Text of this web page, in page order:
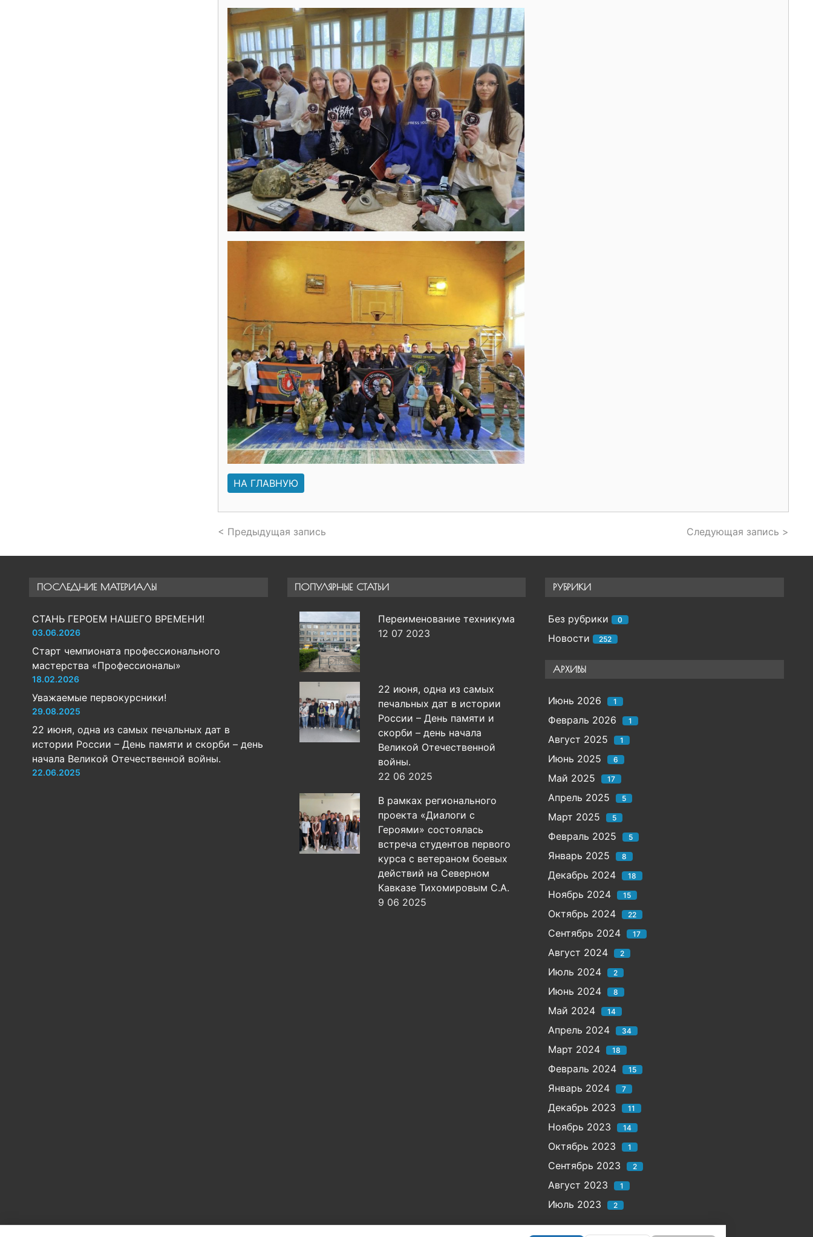
НА ГЛАВНУЮ
< Предыдущая запись Следующая запись >
ПОСЛЕДНИЕ МАТЕРИАЛЫ
СТАНЬ ГЕРОЕМ НАШЕГО ВРЕМЕНИ!
03.06.2026
Старт чемпионата профессионального
мастерства «Профессионалы»
18.02.2026
Уважаемые первокурсники!
29.08.2025
22 июня, одна из самых печальных дат в
истории России – День памяти и скорби – день
начала Великой Отечественной войны.
22.06.2025
ПОПУЛЯРНЫЕ СТАТЬИ
Переименование техникума
12 07 2023
22 июня, одна из самых
печальных дат в истории
России – День памяти и
скорби – день начала
Великой Отечественной
войны.
22 06 2025
В рамках регионального
проекта «Диалоги с
Героями» состоялась
встреча студентов первого
курса с ветераном боевых
действий на Северном
Кавказе Тихомировым С.А.
9 06 2025
РУБРИКИ
Без рубрики 0
Новости 252
АРХИВЫ
Июнь 2026 1
Февраль 2026 1
Август 2025 1
Июнь 2025 6
Май 2025 17
Апрель 2025 5
Март 2025 5
Февраль 2025 5
Январь 2025 8
Декабрь 2024 18
Ноябрь 2024 15
Октябрь 2024 22
Сентябрь 2024 17
Август 2024 2
Июль 2024 2
Июнь 2024 8
Май 2024 14
Апрель 2024 34
Март 2024 18
Февраль 2024 15
Январь 2024 7
Декабрь 2023 11
Ноябрь 2023 14
Октябрь 2023 1
Сентябрь 2023 2
Август 2023 1
Июль 2023 2